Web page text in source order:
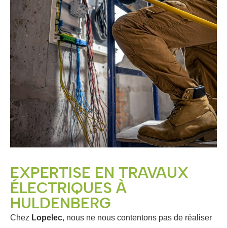
EXPERTISE EN TRAVAUX
ÉLECTRIQUES À
HULDENBERG
Chez Lopelec, nous ne nous contentons pas de réaliser